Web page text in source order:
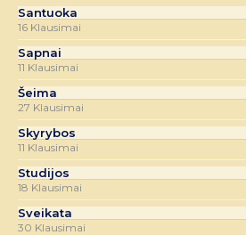
Santuoka
16 Klausimai
Sapnai
11 Klausimai
Šeima
27 Klausimai
Skyrybos
11 Klausimai
Studijos
18 Klausimai
Sveikata
30 Klausimai